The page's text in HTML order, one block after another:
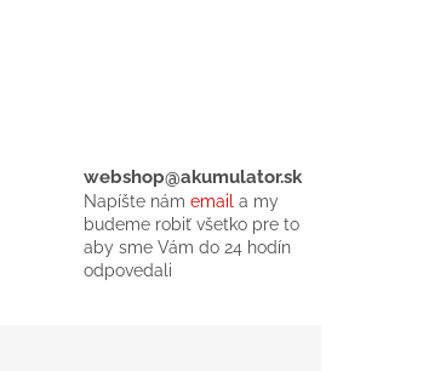
webshop@akumulator.sk
Napíšte nám email a my
budeme robiť všetko pre to
aby sme Vám do 24 hodín
odpovedali